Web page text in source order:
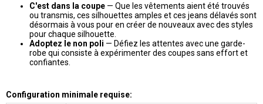
C'est dans la coupe — Que les vêtements aient été trouvés
ou transmis, ces silhouettes amples et ces jeans délavés sont
désormais à vous pour en créer de nouveaux avec des styles
pour chaque silhouette.
Adoptez le non poli — Défiez les attentes avec une garde-
robe qui consiste à expérimenter des coupes sans effort et
confiantes.
Configuration minimale requise: